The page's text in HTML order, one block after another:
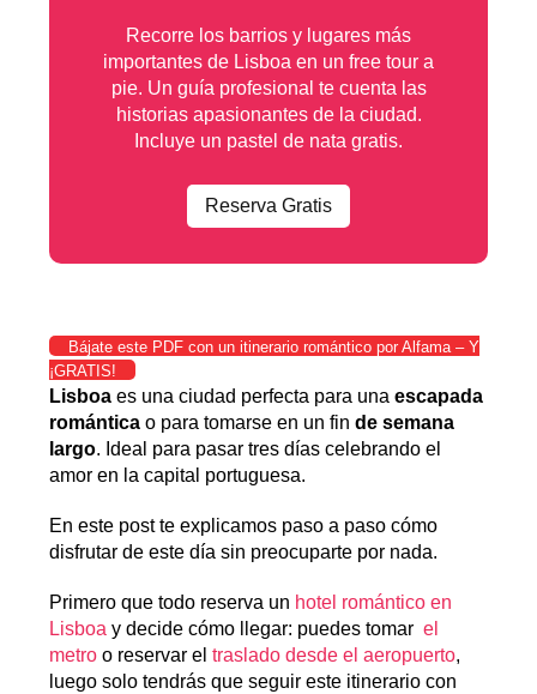
Recorre los barrios y lugares más
importantes de Lisboa en un free tour a
pie. Un guía profesional te cuenta las
historias apasionantes de la ciudad.
Incluye un pastel de nata gratis.
Reserva Gratis
Bájate este PDF con un itinerario romántico por Alfama – Y
¡GRATIS!
Lisboa es una ciudad perfecta para unaescapada
romántica o para tomarse en un finde semana
largo. Ideal para pasar tres días celebrando el
amor en la capital portuguesa.
En este post te explicamos paso a paso cómo
disfrutar de este día sin preocuparte por nada.
Primero que todo reserva un hotel romántico en
Lisboa y decide cómo llegar: puedes tomarel
metro o reservar eltraslado desde el aeropuerto,
luego solo tendrás que seguir este itinerario con